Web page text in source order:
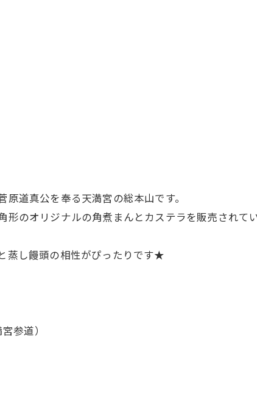
道真公を奉る天満宮の総本山です。
形のオリジナルの角煮まんとカステラを販売されて
蒸し饅頭の相性がぴったりです★
参道）